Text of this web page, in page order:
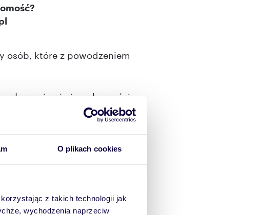
O plikach cookies
z takich technologii jak
wychodzenia naprzeciw
osób, które z powodzeniem
nieruchomości
odwiedza ponad 2 mln